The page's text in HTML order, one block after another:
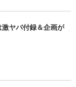
激ヤバ付録＆企画が